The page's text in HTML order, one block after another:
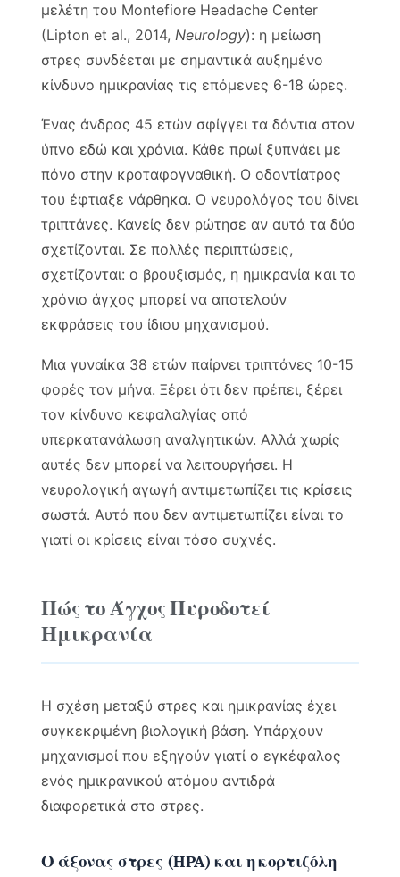
μελέτη του Montefiore Headache Center
(Lipton et al., 2014, Neurology): η μείωση
στρες συνδέεται με σημαντικά αυξημένο
κίνδυνο ημικρανίας τις επόμενες 6-18 ώρες.
Ένας άνδρας 45 ετών σφίγγει τα δόντια στον
ύπνο εδώ και χρόνια. Κάθε πρωί ξυπνάει με
πόνο στην κροταφογναθική. Ο οδοντίατρος
του έφτιαξε νάρθηκα. Ο νευρολόγος του δίνει
τριπτάνες. Κανείς δεν ρώτησε αν αυτά τα δύο
σχετίζονται. Σε πολλές περιπτώσεις,
σχετίζονται: ο βρουξισμός, η ημικρανία και το
χρόνιο άγχος μπορεί να αποτελούν
εκφράσεις του ίδιου μηχανισμού.
Μια γυναίκα 38 ετών παίρνει τριπτάνες 10-15
φορές τον μήνα. Ξέρει ότι δεν πρέπει, ξέρει
τον κίνδυνο κεφαλαλγίας από
υπερκατανάλωση αναλγητικών. Αλλά χωρίς
αυτές δεν μπορεί να λειτουργήσει. Η
νευρολογική αγωγή αντιμετωπίζει τις κρίσεις
σωστά. Αυτό που δεν αντιμετωπίζει είναι το
γιατί οι κρίσεις είναι τόσο συχνές.
Πώς το Άγχος Πυροδοτεί
Ημικρανία
Η σχέση μεταξύ στρες και ημικρανίας έχει
συγκεκριμένη βιολογική βάση. Υπάρχουν
μηχανισμοί που εξηγούν γιατί ο εγκέφαλος
ενός ημικρανικού ατόμου αντιδρά
διαφορετικά στο στρες.
Ο άξονας στρες (HPA) και η κορτιζόλη